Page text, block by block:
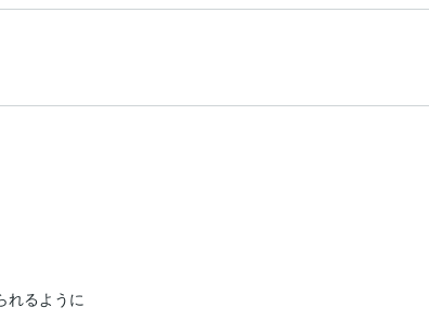
れるように